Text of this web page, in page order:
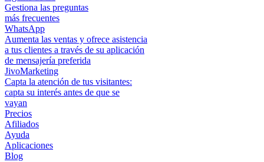
Gestiona las preguntas
más frecuentes
WhatsApp
Aumenta las ventas y ofrece asistencia
a tus clientes a través de su aplicación
de mensajería preferida
JivoMarketing
Capta la atención de tus visitantes:
capta su interés antes de que se
vayan
Precios
Afiliados
Ayuda
Aplicaciones
Blog